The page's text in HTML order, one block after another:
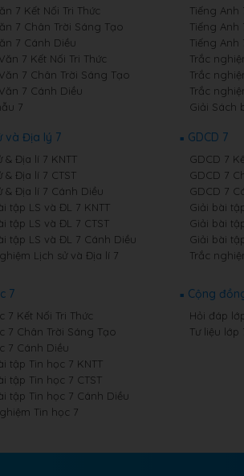
7 Kết Nối Tri Thức
7 Chân Trời Sáng Tạo
7 Cánh Diều
7 Kết Nối Tri Thức
7 Chân Trời Sáng Tạo
7 Cánh Diều
7
Tiếng Anh
Tiếng Anh
Tiếng Anh
Trắc
Trắc
Trắc
Giải Sách
và Địa lý 7
& Địa lí 7 KNTT
& Địa lí 7 CTST
& Địa lí 7 Cánh Diều
tập LS và ĐL 7 KNTT
tập LS và ĐL 7 CTST
tập LS và ĐL 7 Cánh Diều
Lịch sử và Địa lí 7
GDCD 7
GDCD 7
GDCD 7
GDCD 7
Giải bài
Giải bài
Giải bài
Trắc
7
7 Kết Nối Tri Thức
7 Chân Trời Sáng Tạo
7 Cánh Diều
tập Tin học 7 KNTT
tập Tin học 7 CTST
tập Tin học 7 Cánh Diều
Tin học 7
Cộng
Hỏi đáp
Tư liệu lớp